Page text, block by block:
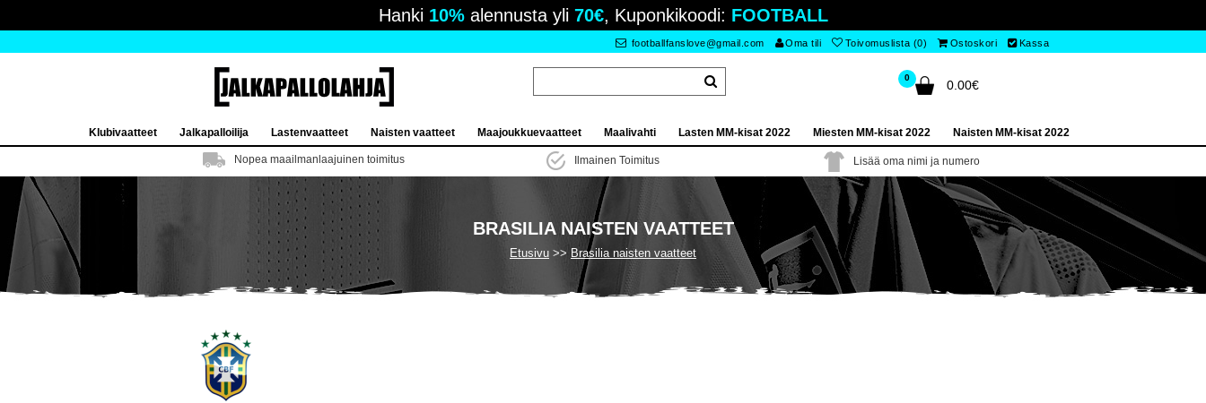
Hanki 10%alennusta yli 70€, Kuponkikoodi: FOOTBALL
footballfanslove@gmail.com Oma tili Toivomuslista (0) Ostoskori Kassa
0
0.00€
Klubivaatteet Jalkapalloilija Lastenvaatteet Naisten vaatteet Maajoukkuevaatteet Maalivahti Lasten MM-kisat 2022 Miesten MM-kisat 2022 Naisten MM-kisat 2022
Nopea maailmanlaajuinen toimitus Ilmainen Toimitus Lisää oma nimi ja numero
BRASILIA NAISTEN VAATTEET
Etusivu Brasilia naisten vaatteet